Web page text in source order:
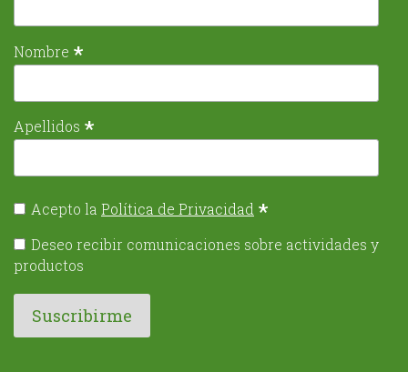
Nombre *
Apellidos *
Acepto la Política de Privacidad *
Deseo recibir comunicaciones sobre actividades y
productos